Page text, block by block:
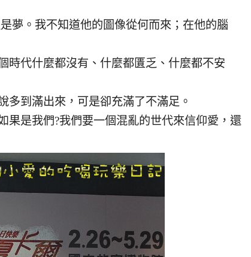
夢。我不知道他的圖像從何而來；在他的腦
時代什麼都沒有、什麼都匱乏、什麼都不安
多到滿出來，可是卻充滿了不滿足。
果是我們?我們要一個混亂的世代來信仰愛，還